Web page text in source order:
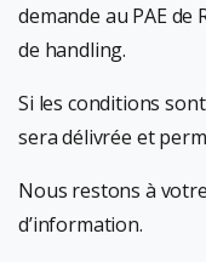
demande au PAE
de handling.
Si les conditions
sera délivrée et
Nous restons à
d’information.